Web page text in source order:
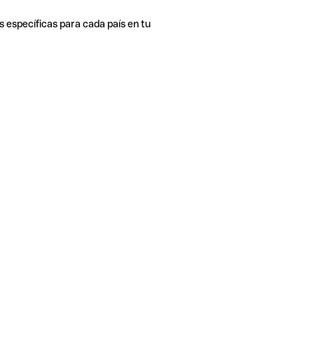
específicas para cada país en tu